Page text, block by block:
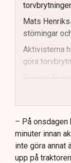
Mats
störningar
Aktivisterna
göra
Rickard
stort
aktivisternas
Frågor
– På onsdagen
minuter innan
inte göra annat
upp på